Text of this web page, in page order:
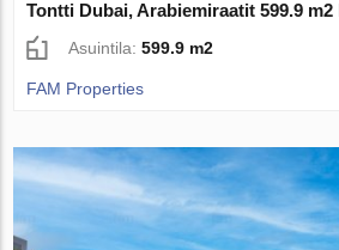
Tontti Dubai, Arabiemiraatit 599.9
Asuintila:599.9 m2
FAM Properties